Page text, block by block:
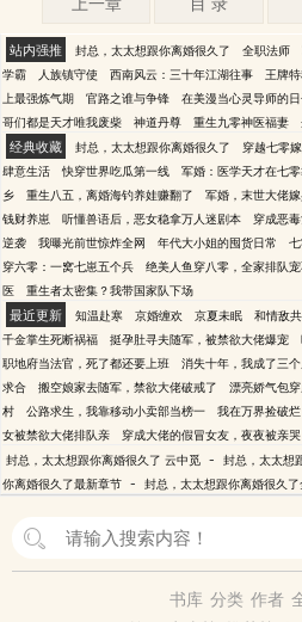
站内强推 封总，太太想跟你离婚很久了 全职法师
学霸
人族镇守使 西南风云：三十年江湖往事 王牌
上最强炼气期
官路之谁与争锋 在美漫当心灵导师的
哥们都是天才唯我废柴
神道丹尊 重生九零神医福妻
经典收藏 封总，太太想跟你离婚很久了 穿越七零
肆意生活
快穿世界吃瓜第一线 军婚：医学天才在七
乡
重生八五，离婚海钓养娃赚翻了 军婚，末世大佬
钱财养崽
听懂兽语后，恶女稳拿万人迷剧本 穿成恶
逆袭
我曝光前世惊炸全网 年代大小姐的囤货日常
穿六零：一窝七崽五个兵
绝美人鱼穿八零，全家排队
医
重生者太密集？我带国家队下场
最近更新 知温赴寒 京婚缠欢 京夏未眠 和情敌
千金掌生死断祸福
挺孕肚寻夫随军，被禁欲大佬爆宠
职地府当法官，死了都还要上班
消失十年，我成了三
求合
搬空娘家去随军，禁欲大佬破戒了 漂亮娇气包
村
公路求生，我靠移动小卖部当榜一 我在万界捡破烂
女被禁欲大佬排队亲
穿成大佬的假冒女友，夜夜被亲哭
封总，太太想跟你离婚很久了 云中觅 - 封总，太太想
你离婚很久了最新章节 - 封总，太太想跟你离婚很久
书库 分类 作者